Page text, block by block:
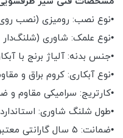
•نوع نصب: رومیزی (نصب
•نوع علمک: شاوری (شلنگ‌دار
•جنس بدنه: آلیاژ برنج با
•نوع آبکاری: کروم براق و
•کارتریج: سرامیکی مقاوم و
•طول شلنگ شاوری:
•ضمانت: ۵ سال گارانتی معتبر شرکت راسان